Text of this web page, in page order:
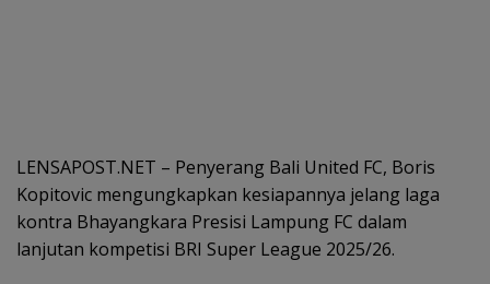
LENSAPOST.NET – Penyerang Bali United FC, Boris
Kopitovic mengungkapkan kesiapannya jelang laga
kontra Bhayangkara Presisi Lampung FC dalam
lanjutan kompetisi BRI Super League 2025/26.